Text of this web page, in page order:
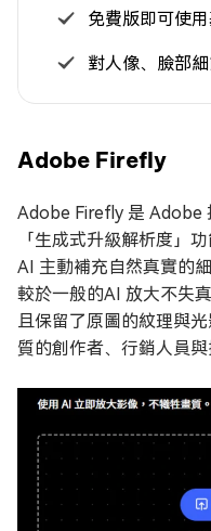
免費版即可使
對人像、臉部
Adobe Firefly
Adobe Firefly 是 Adobe
「生成式升級解析度」
AI 主動補充自然真實的
較於一般的AI 放大不失
且保留了原圖的紋理與
質的創作者、行銷人員與